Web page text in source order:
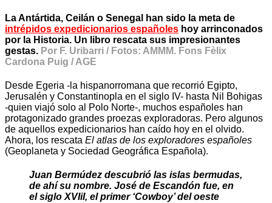
La Antártida, Ceilán o Senegal han sido la meta de
intrépidos expedicionarios españoles hoy arrinconados
por la Historia. Un libro rescata sus impresionantes
gestas. Por F. Uribarri / Fotos: AMMM. Fons Fèlix
Cardona Puig / AGE
Desde Egeria -la hispanorromana que recorrió Egipto,
Jerusalén y Constantinopla en el siglo IV- hasta Nil Bohigas
-quien viajó solo al Polo Norte-, muchos españoles han
protagonizado grandes proezas exploradoras. Pero algunos
de aquellos expedicionarios han caído hoy en el olvido.
Ahora, los rescata El atlas de los exploradores españoles
(Geoplaneta y Sociedad Geográfica Española).
Juan Bermúdez descubrió las islas bermudas,
de ahí su nombre. José de Escandón fue, en
el siglo XVIiI, el primer ‘Cowboy’ del oeste